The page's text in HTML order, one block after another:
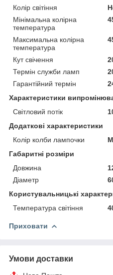
Колір світіння
Мінімальна колірна
температура
Максимальна колірна
температура
Кут свічення
Термін служби ламп
Гарантійний термін
Характеристики
Світловий потік
Додаткові характеристики
Колір колби лампочки
Габаритні розміри
Довжина
Діаметр
Користувальницькі
Температура світіння
Приховати
Умови доставки